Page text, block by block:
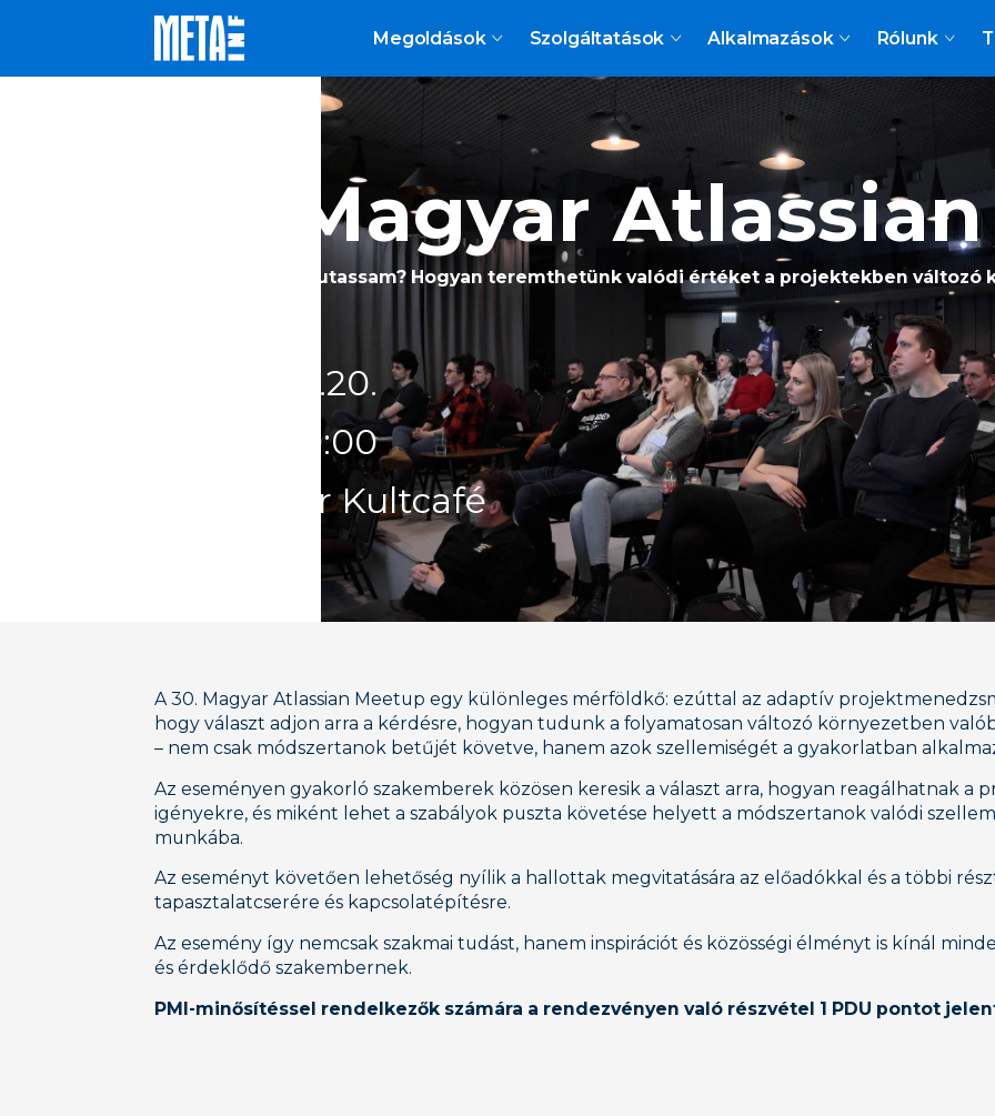
Megoldások Szolgáltatások Alkalmazások Rólunk
30. Magyar
Mondjam vagy mutassam? Hogyan teremthetünk valódi értéket a projektekben változó
.20.
19:00
Premier Kultcafé
A 30. Magyar Atlassian Meetup egy különleges mérföldkő: ezúttal az adaptív
hogy választ adjon arra a kérdésre, hogyan tudunk a folyamatosan változó környezetben
– nem csak módszertanok betűjét követve, hanem azok szellemiségét a gyakorlatban
Az eseményen gyakorló szakemberek közösen keresik a választ arra, hogyan reagálhatnak a
igényekre, és miként lehet a szabályok puszta követése helyett a módszertanok valódi
munkába.
Az eseményt követően lehetőség nyílik a hallottak megvitatására az előadókkal és a többi
tapasztalatcserére és kapcsolatépítésre.
Az esemény így nemcsak szakmai tudást, hanem inspirációt és közösségi élményt is kínál
és érdeklődő szakembernek.
PMI-minősítéssel rendelkezők számára a rendezvényen való részvétel 1 PDU pontot